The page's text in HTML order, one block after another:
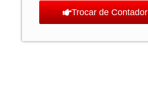
Trocar de Contador